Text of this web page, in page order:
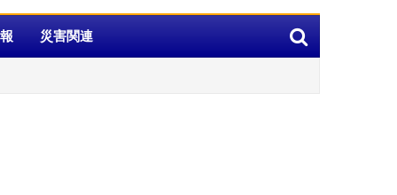
災害関連